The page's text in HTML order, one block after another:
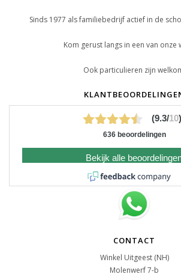
Sinds 1977 als familiebedrijf actief in de
Kom gerust langs in een van onze
Ook particulieren zijn
(9.3/10)
636 beoordelingen
Bekijk alle
CONTACT
Winkel Uitgeest (NH)
Molenwerf 7-b